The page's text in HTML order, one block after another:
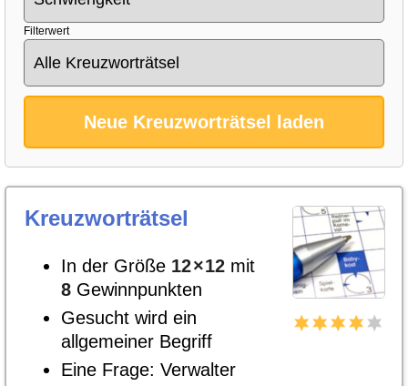
Filterwert
Neue Kreuzworträtsel laden
Kreuzworträtsel
In der Größe 12×12 mit
8 Gewinnpunkten
Gesucht wird ein
allgemeiner Begriff
Eine Frage: Verwalter